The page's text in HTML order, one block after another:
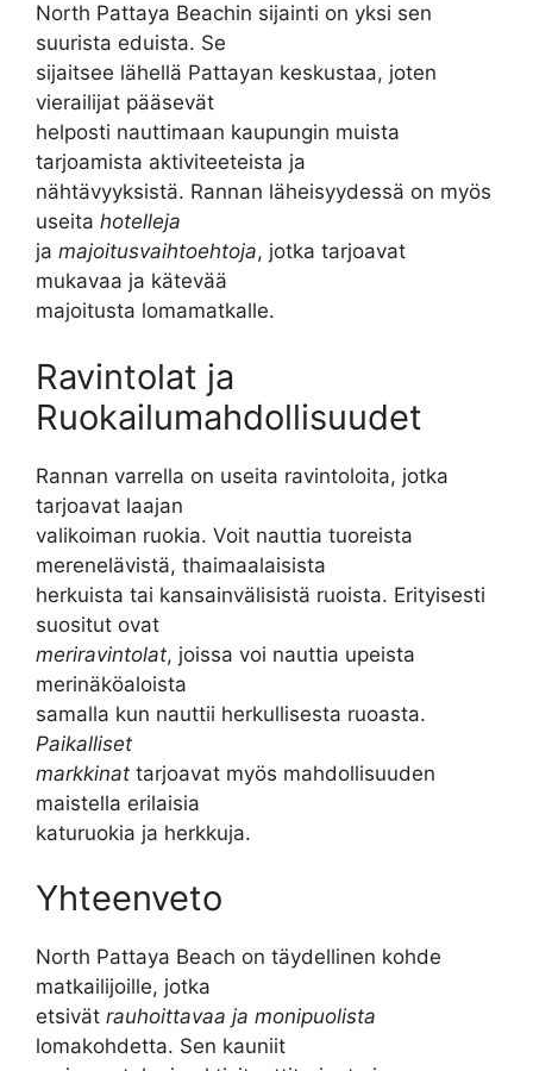
North Pattaya Beachin sijainti on yksi sen
suurista eduista. Se
sijaitsee lähellä Pattayan keskustaa, joten
vierailijat pääsevät
helposti nauttimaan kaupungin muista
tarjoamista aktiviteeteista ja
nähtävyyksistä. Rannan läheisyydessä on myös
useita hotelleja
ja majoitusvaihtoehtoja, jotka tarjoavat
mukavaa ja kätevää
majoitusta lomamatkalle.
Ravintolat ja
Ruokailumahdollisuudet
Rannan varrella on useita ravintoloita, jotka
tarjoavat laajan
valikoiman ruokia. Voit nauttia tuoreista
merenelävistä, thaimaalaisista
herkuista tai kansainvälisistä ruoista. Erityisesti
suositut ovat
meriravintolat, joissa voi nauttia upeista
merinäköaloista
samalla kun nauttii herkullisesta ruoasta.
Paikalliset
markkinat tarjoavat myös mahdollisuuden
maistella erilaisia
katuruokia ja herkkuja.
Yhteenveto
North Pattaya Beach on täydellinen kohde
matkailijoille, jotka
etsivät rauhoittavaa ja monipuolista
lomakohdetta. Sen kauniit